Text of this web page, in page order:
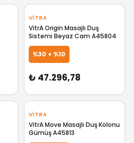
GELİNCE HABER VER
VITRA
VitrA Origin Masajlı Duş
Sistemi Beyaz Cam A45804
%30 + %10
₺ 47.296,78
VITRA
VitrA Move Masajlı Duş Kolonu
Gümüş A45813